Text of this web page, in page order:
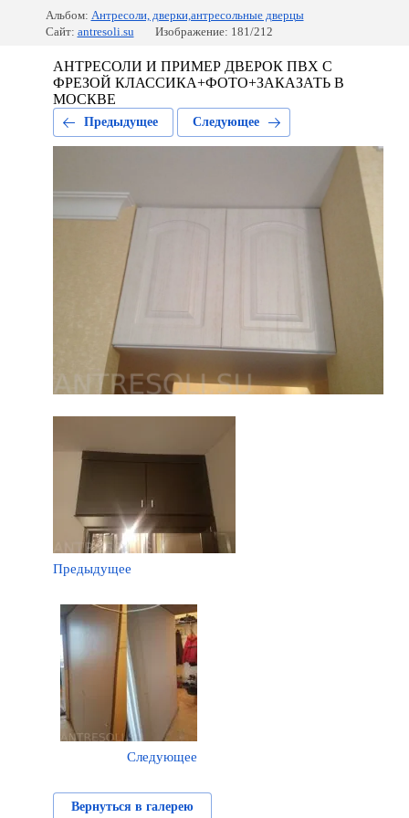
Альбом: Антресоли, дверки,антресольные дверцы
Сайт: antresoli.su Изображение: 181/212
АНТРЕСОЛИ И ПРИМЕР ДВЕРОК ПВХ С
ФРЕЗОЙ КЛАССИКА+ФОТО+ЗАКАЗАТЬ В
МОСКВЕ
Предыдущее Следующее
Предыдущее
Следующее
Вернуться в галерею